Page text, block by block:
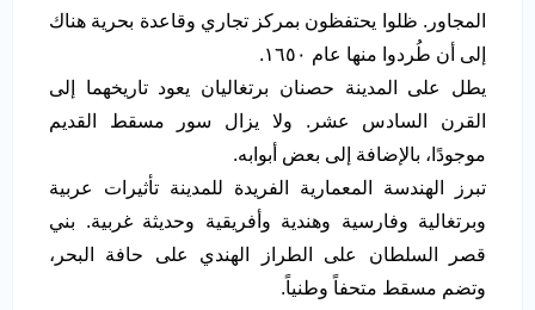
المجاور. ظلوا يحتفظون بمركز تجاري وقاعدة بحرية هناك
إلى أن طُردوا منها عام ١٦٥٠.
يطل على المدينة حصنان برتغاليان يعود تاريخهما إلى
القرن السادس عشر. ولا يزال سور مسقط القديم
موجودًا، بالإضافة إلى بعض أبوابه.
تبرز الهندسة المعمارية الفريدة للمدينة تأثيرات عربية
وبرتغالية وفارسية وهندية وأفريقية وحديثة غربية. بني
قصر السلطان على الطراز الهندي على حافة البحر،
وتضم مسقط متحفاً وطنياً.